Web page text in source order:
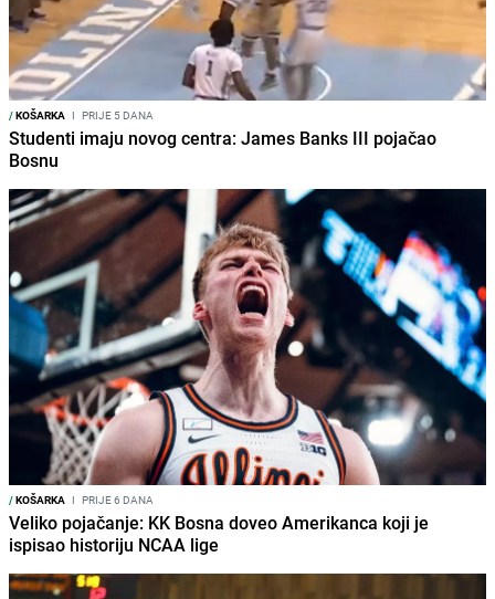
/KOŠARKA I PRIJE 5 DANA
Studenti imaju novog centra: James Banks III pojačao
Bosnu
/KOŠARKA I PRIJE 6 DANA
Veliko pojačanje: KK Bosna doveo Amerikanca koji je
ispisao historiju NCAA lige